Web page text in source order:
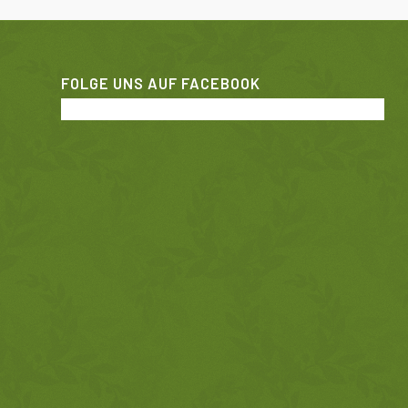
FOLGE UNS AUF FACEBOOK